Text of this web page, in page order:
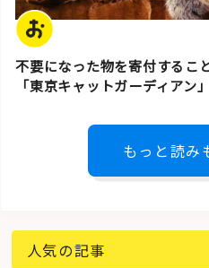
不要になった物を寄付するこ
「東京キャットガーディアン」
もっと読み
人気の記事